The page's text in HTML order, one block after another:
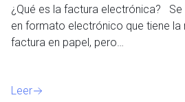
¿Qué es la factura electrónica?
en formato electrónico que tiene la
factura en papel, pero…
Leer